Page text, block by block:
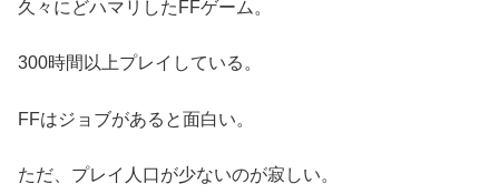
久々にどハマリしたFFゲーム。
300時間以上プレイしている。
FFはジョブがあると面白い。
ただ、プレイ人口が少ないのが寂しい。